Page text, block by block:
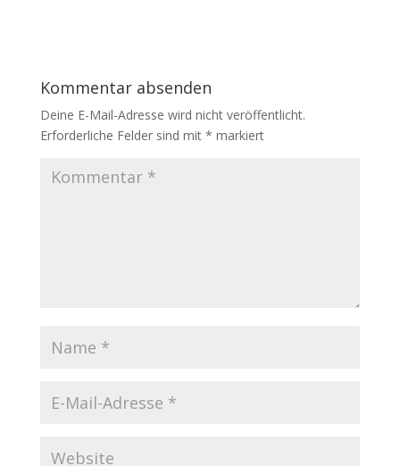
Kommentar absenden
Deine E-Mail-Adresse wird nicht veröffentlicht.
Erforderliche Felder sind mit * markiert